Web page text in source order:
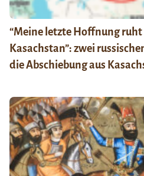
“Meine letzte Hoffnung
Kasachstan”: zwei
die Abschiebung aus